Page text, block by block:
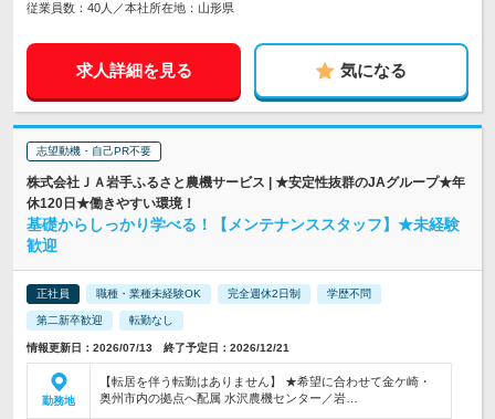
従業員数：40人／本社所在地：山形県
求人詳細を見る 気になる
志望動機・自己PR不要
株式会社ＪＡ岩手ふるさと農機サービス | ★安定性抜群のJAグループ★年
休120日★働きやすい環境！
基礎からしっかり学べる！【メンテナンススタッフ】★未経験
歓迎
正社員 職種・業種未経験OK 完全週休2日制 学歴不問
第二新卒歓迎 転勤なし
情報更新日：2026/07/13 終了予定日：2026/12/21
勤務地
【転居を伴う転勤はありません】 ★希望に合わせて金ケ崎・
奥州市内の拠点へ配属 水沢農機センター／岩…